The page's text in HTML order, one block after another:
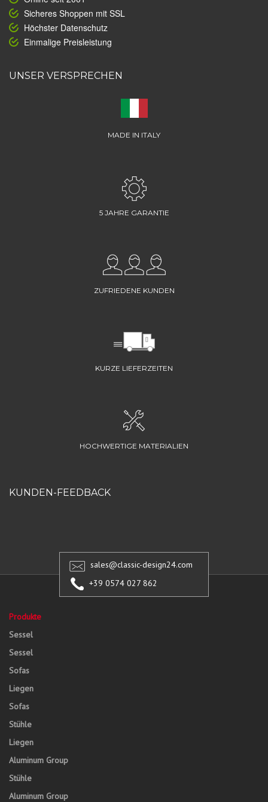
Sicheres Shoppen mit SSL
Höchster Datenschutz
Einmalige Preisleistung
UNSER VERSPRECHEN
MADE IN ITALY
5 JAHRE GARANTIE
ZUFRIEDENE KUNDEN
KURZE LIEFERZEITEN
HOCHWERTIGE MATERIALIEN
KUNDEN-FEEDBACK
sales@classic-design24.com
+39 0574 027 862
Produkte
Sessel
Sessel
Sofas
Liegen
Sofas
Stühle
Liegen
Aluminum Group
Stühle
Aluminum Group